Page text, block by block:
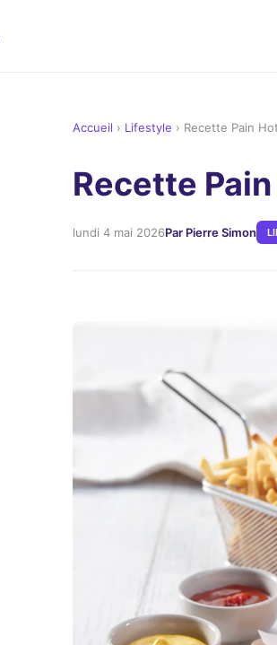
Accueil › Lifestyle › Recette Pain
Recette
lundi 4 mai 2026Par Pierre Simon